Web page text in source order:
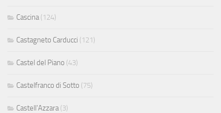
Cascina (124)
Castagneto Carducci (121)
Castel del Piano (43)
Castelfranco di Sotto (75)
Castell'Azzara (3)